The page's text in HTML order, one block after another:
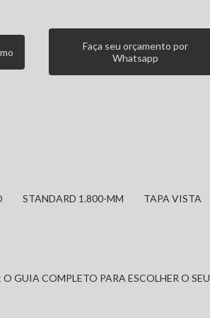
Faça seu orçamento por
Whatsapp
STANDARD 1.800-MM TAPA VISTA
GUIA COMPLETO PARA ESCOLHER O SEU